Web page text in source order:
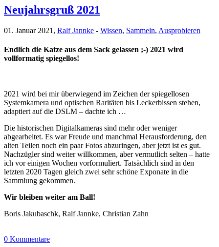
Neujahrsgruß 2021
01. Januar 2021, Ralf Jannke - Wissen, Sammeln, Ausprobieren
Endlich die Katze aus dem Sack gelassen ;-) 2021 wird
vollformatig spiegellos!
2021 wird bei mir überwiegend im Zeichen der spiegellosen
Systemkamera und optischen Raritäten bis Leckerbissen stehen,
adaptiert auf die DSLM – dachte ich …
Die historischen Digitalkameras sind mehr oder weniger
abgearbeitet. Es war Freude und manchmal Herausforderung, den
alten Teilen noch ein paar Fotos abzuringen, aber jetzt ist es gut.
Nachzügler sind weiter willkommen, aber vermutlich selten – hatte
ich vor einigen Wochen vorformuliert. Tatsächlich sind in den
letzten 2020 Tagen gleich zwei sehr schöne Exponate in die
Sammlung gekommen.
Wir bleiben weiter am Ball!
Boris Jakubaschk, Ralf Jannke, Christian Zahn
0 Kommentare